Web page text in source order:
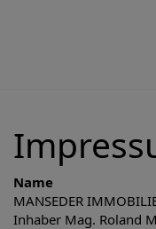
Name
MANSEDER
Inhaber Mag. Roland